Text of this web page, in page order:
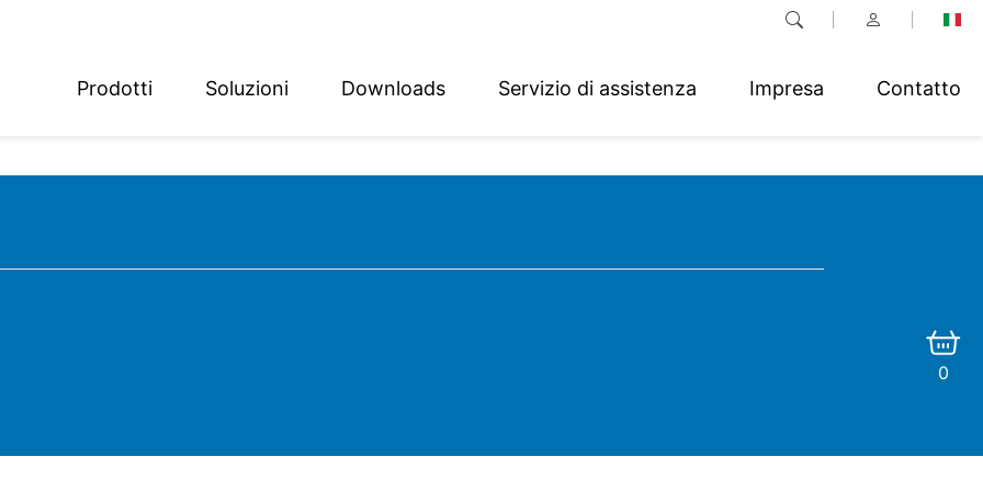
Prodotti Soluzioni Downloads Servizio di assistenza Impresa Contatto
0